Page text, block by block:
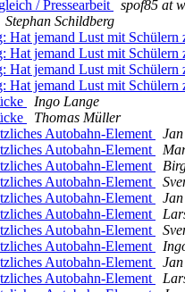
/ Pressearbeit
spof85 at
Stephan Schildberg
jemand Lust mit Schülern
jemand Lust mit Schülern
jemand Lust mit Schülern
jemand Lust mit Schülern
Ingo Lange
Thomas Müller
Autobahn-Element
Autobahn-Element
Autobahn-Element
Autobahn-Element
Autobahn-Element
Autobahn-Element
Autobahn-Element
Autobahn-Element
Autobahn-Element
Autobahn-Element